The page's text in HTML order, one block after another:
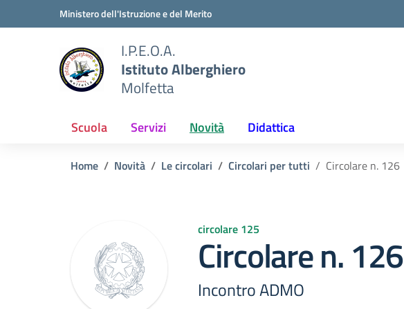
Vai ai contenuti
Vai al menu di navigazioneMinistero dell'Istruzione e del Merito
I.P.E.O.A.
Istituto Alberghiero
Molfetta
Scuola Servizi Novità Didattica
Home Novità Le circolari Circolari per tutti Circolare n. 126
circolare 125
Circolare n. 126
Incontro ADMO